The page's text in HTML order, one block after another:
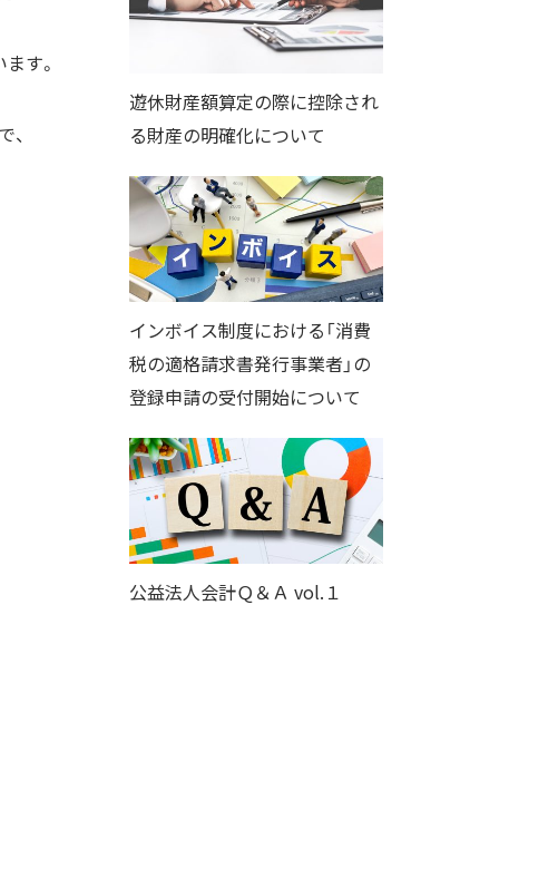
す。
遊休財産額算定の際に控除され
る財産の明確化について
インボイス制度における「消費
税の適格請求書発行事業者」の
登録申請の受付開始について
公益法人会計Ｑ＆Ａ vol.１